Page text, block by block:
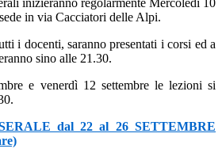
inizieranno regolarmente Mercoledì 10
in via Cacciatori delle Alpi.
i docenti, saranno presentati i corsi ed a
sino alle 21.30.
e venerdì 12 settembre le lezioni si
dal 22 al 26 SETTEMBRE